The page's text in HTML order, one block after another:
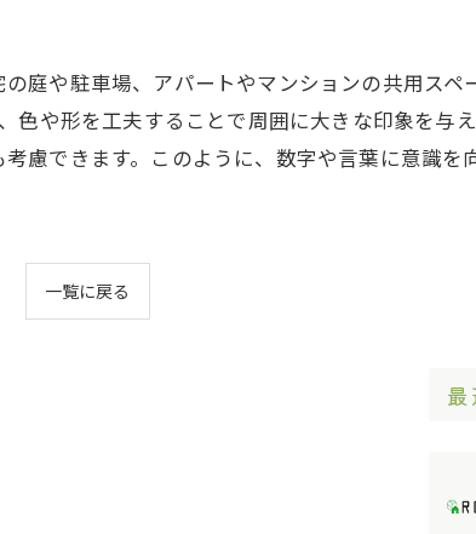
庭や駐車場、アパートやマンションの共用スペ
や形を工夫することで周囲に大きな印象を与
慮できます。このように、数字や言葉に意識を
一覧に戻る